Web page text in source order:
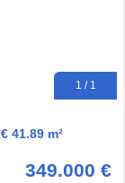
1 / 1
41.89 m²
349.000 €